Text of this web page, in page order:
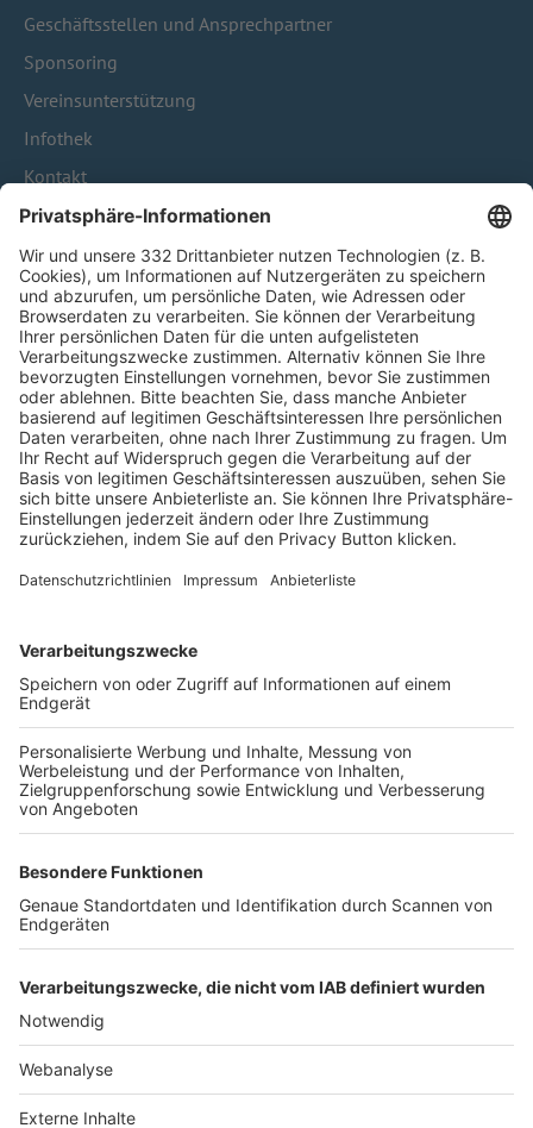
Geschäftsstellen und Ansprechpartner
Sponsoring
Vereinsunterstützung
Infothek
Kontakt
HÄUFIG BESUCHTE SEITEN
Pässe und Vereinswechsel
Trainerausbildung
Schulungsangebot Vereinsmitarbeiter
BFV-Geschäftsstellen
Trainerbörse
Login SpielPlus
FOLGE DEM BFV
TOP-VEREINE
TOP-PARTNER
Nutzungsbedingungen Datenschutz Impressum